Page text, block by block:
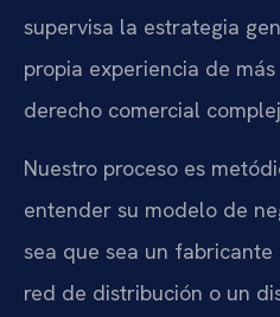
supervisa la estrategia
propia experiencia de
derecho comercial
Nuestro proceso es
entender su modelo de
sea que sea un
red de distribución o un